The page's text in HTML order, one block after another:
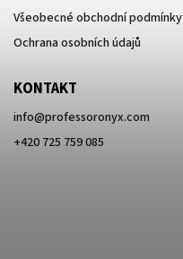
Všeobecné obchodní podmínky
Ochrana osobních údajů
KONTAKT
info@professoronyx.com
+420 725 759 085